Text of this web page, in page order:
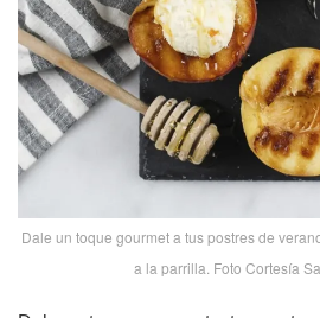
Dale un toque gourmet a tus postres de
a la parrilla. Foto Cortesía